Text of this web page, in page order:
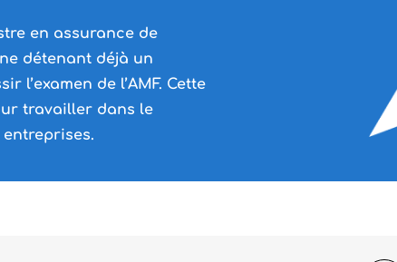
en assurance de
détenant déjà un
l’examen de l’AMF. Cette
travailler dans le
entreprises.